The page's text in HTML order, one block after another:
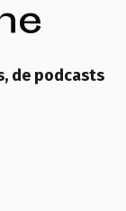
de podcasts